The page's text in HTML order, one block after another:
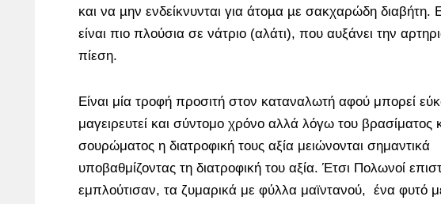
και να µην ενδείκνυνται για άτοµα µε σακχαρώδη διαβήτη.
είναι πιο πλούσια σε νάτριο (αλάτι), που αυξάνει την
πίεση.
Είναι μία τροφή προσιτή στον καταναλωτή αφού μπορεί
μαγειρευτεί και σύντομο χρόνο αλλά λόγω του βρασίματος
σουρώματος η διατροφική τους αξία μειώνονται σημαντικά
υποβαθμίζοντας τη διατροφική του αξία. Έτσι Πολωνοί
εμπλούτισαν, τα ζυμαρικά με φύλλα μαϊντανού, ένα φυτό